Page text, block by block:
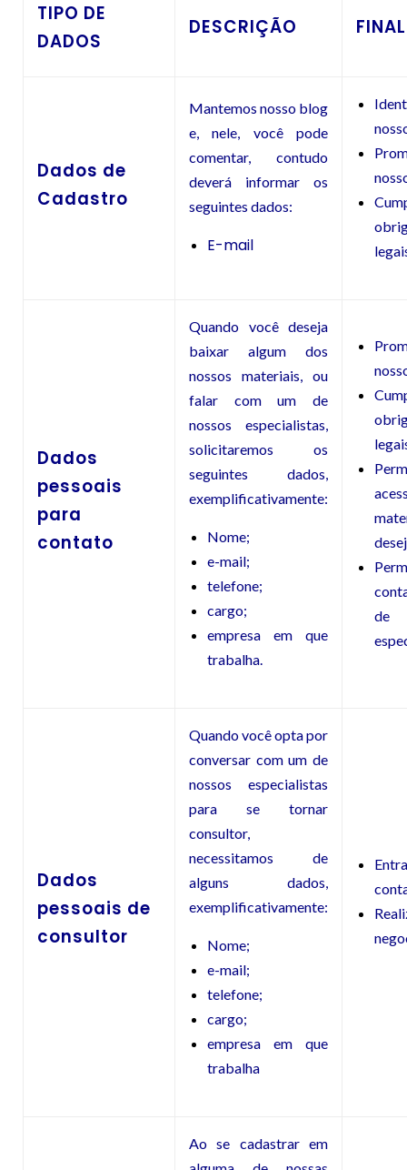
TIPO DE
DADOS
DESCRIÇÃO
Dados de
Cadastro
Mantemos nosso blog
e, nele, você pode
comentar, contudo
deverá informar os
seguintes dados:
E-mail
Dados
pessoais
para
contato
Quando você deseja
baixar algum dos
nossos materiais, ou
falar com um de
nossos especialistas,
solicitaremos os
seguintes dados,
exemplificativamente:
Nome;
e-mail;
telefone;
cargo;
empresa em que
trabalha.
de
Dados
pessoais de
consultor
Quando você opta por
conversar com um de
nossos especialistas
para se tornar
consultor,
necessitamos de
alguns dados,
exemplificativamente:
Nome;
e-mail;
telefone;
cargo;
empresa em que
trabalha
Ao se cadastrar em